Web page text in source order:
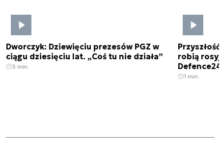
Dworczyk: Dziewięciu prezesów PGZ w
ciągu dziesięciu lat. „Coś tu nie działa”
3 min.
robią
1 min.